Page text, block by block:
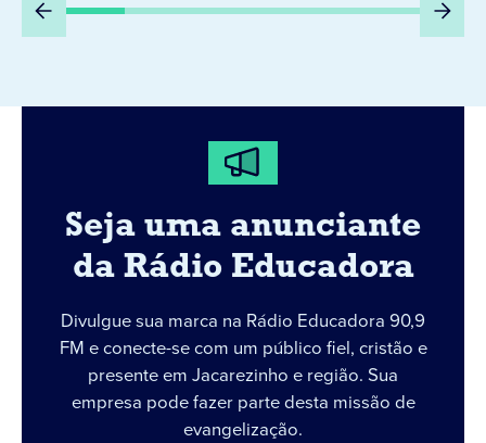
Seja uma anunciante
da Rádio Educadora
Divulgue sua marca na Rádio Educadora 90,9
FM e conecte-se com um público fiel, cristão e
presente em Jacarezinho e região. Sua
empresa pode fazer parte desta missão de
evangelização.